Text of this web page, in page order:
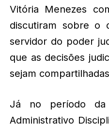
Vitória Menezes
discutiram sobre o
servidor do poder
que as decisões
sejam
Já no período da
Administrativo